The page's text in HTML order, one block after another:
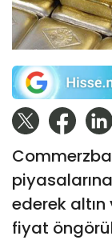
ederek
fiyat